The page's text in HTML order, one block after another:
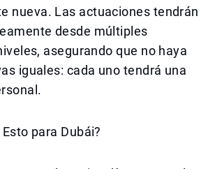
nueva. Las actuaciones tendrán
desde múltiples
asegurando que no haya
iguales: cada uno tendrá una
para Dubái?